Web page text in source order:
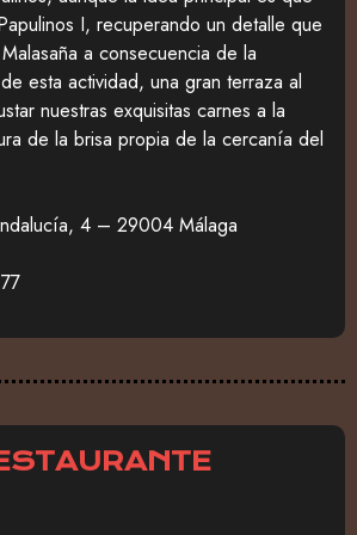
I, recuperando un detalle que
a consecuencia de la
esta actividad, una gran terraza al
nuestras exquisitas carnes a la
de la brisa propia de la cercanía del
4 – 29004 Málaga